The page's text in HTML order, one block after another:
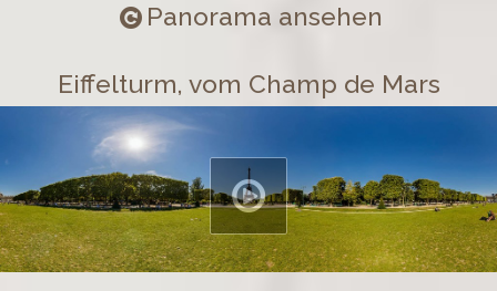
Panorama ansehen
Eiffelturm, vom Champ de Mars